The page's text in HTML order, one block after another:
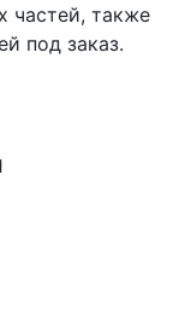
частей, также
под заказ.